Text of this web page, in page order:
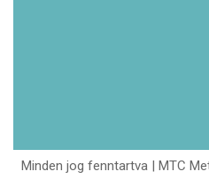
Minden jog fenntartva | MTC